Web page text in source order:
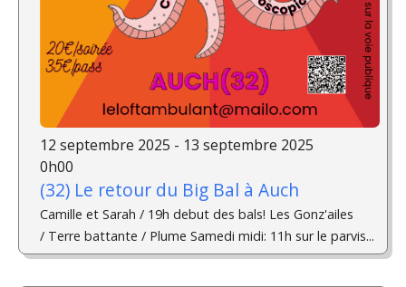
12 septembre 2025 - 13 septembre 2025
0h00
(32) Le retour du Big Bal à Auch
Camille et Sarah / 19h debut des bals! Les Gonz'ailes
/ Terre battante / Plume Samedi midi: 11h sur le parvis...